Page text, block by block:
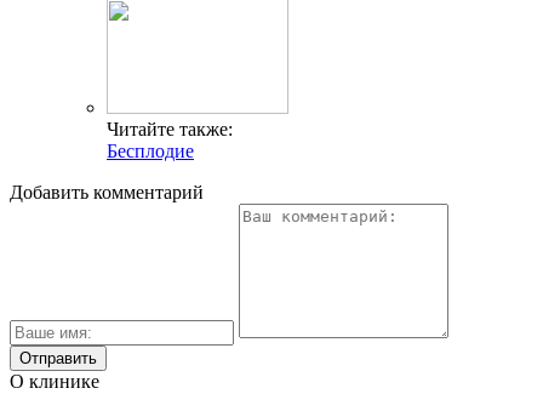
Читайте также:
Бесплодие
Добавить комментарий
О клинике